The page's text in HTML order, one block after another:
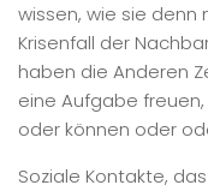
wissen, wie sie denn
Krisenfall der
haben die Anderen
eine Aufgabe
oder können oder
Soziale Kontakte,